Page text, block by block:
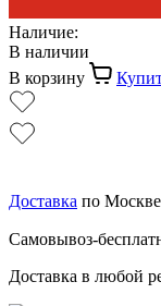
Наличие:
В наличии
В корзину
Доставка по
Самовывоз-
Доставка в любой